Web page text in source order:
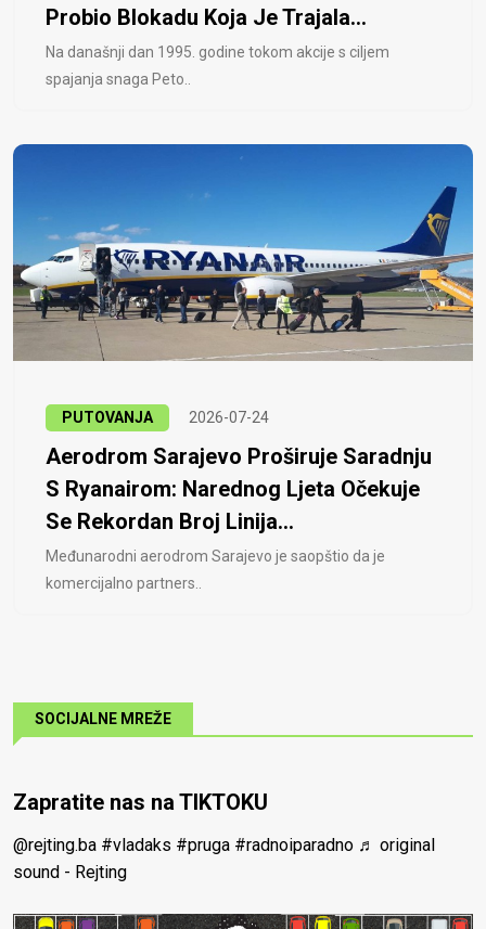
Probio Blokadu Koja Je Trajala...
Na današnji dan 1995. godine tokom akcije s ciljem
spajanja snaga Peto..
PUTOVANJA 2026-07-24
Aerodrom Sarajevo Proširuje Saradnju
S Ryanairom: Narednog Ljeta Očekuje
Se Rekordan Broj Linija...
Međunarodni aerodrom Sarajevo je saopštio da je
komercijalno partners..
SOCIJALNE MREŽE
Zapratite nas na TIKTOKU
@rejting.ba #vladaks #pruga #radnoiparadno ♬ original
sound - Rejting